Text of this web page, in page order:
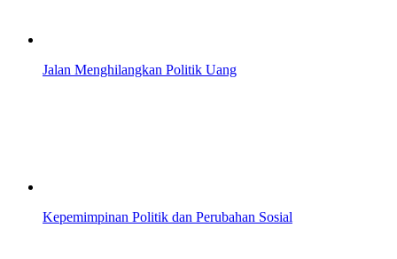
Jalan Menghilangkan Politik Uang
Kepemimpinan Politik dan Perubahan Sosial